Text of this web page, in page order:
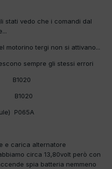
stati vedo che i comandi dal
motorino tergi non si attivano...
sempre gli stessi errori
B1020
B1020
P065A
e carica alternatore
circa 13,80volt però con
spia batteria nemmeno